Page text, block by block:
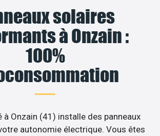
solaires
à Onzain :
100%
à Onzain (41) installe des panneaux
autonomie électrique. Vous êtes